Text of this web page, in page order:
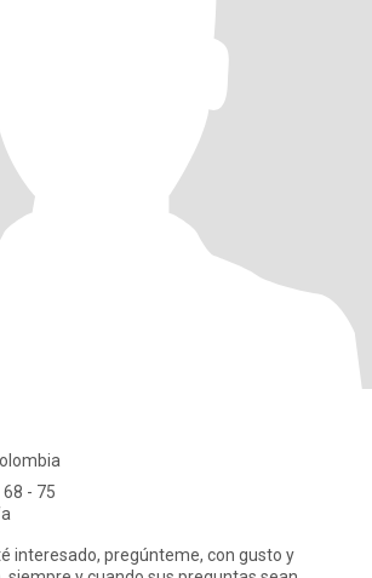
- 75
interesado, pregúnteme, con gusto y